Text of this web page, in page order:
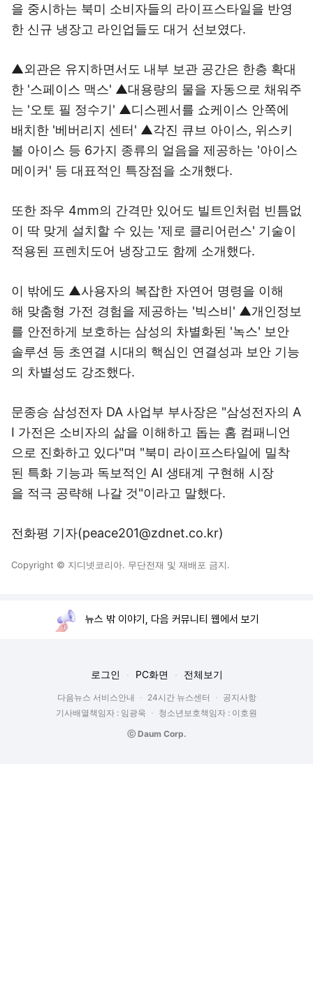
을 중시하는 북미 소비자들의 라이프스타일을 반영
한 신규 냉장고 라인업들도 대거 선보였다.
▲외관은 유지하면서도 내부 보관 공간은 한층 확대
한 '스페이스 맥스' ▲대용량의 물을 자동으로 채워주
는 '오토 필 정수기' ▲디스펜서를 쇼케이스 안쪽에
배치한 '베버리지 센터' ▲각진 큐브 아이스, 위스키
볼 아이스 등 6가지 종류의 얼음을 제공하는 '아이스
메이커' 등 대표적인 특장점을 소개했다.
또한 좌우 4mm의 간격만 있어도 빌트인처럼 빈틈없
이 딱 맞게 설치할 수 있는 '제로 클리어런스' 기술이
적용된 프렌치도어 냉장고도 함께 소개했다.
이 밖에도 ▲사용자의 복잡한 자연어 명령을 이해
해 맞춤형 가전 경험을 제공하는 '빅스비' ▲개인정보
를 안전하게 보호하는 삼성의 차별화된 '녹스' 보안
솔루션 등 초연결 시대의 핵심인 연결성과 보안 기능
의 차별성도 강조했다.
문종승 삼성전자 DA 사업부 부사장은 "삼성전자의 A
I 가전은 소비자의 삶을 이해하고 돕는 홈 컴패니언
으로 진화하고 있다"며 "북미 라이프스타일에 밀착
된 특화 기능과 독보적인 AI 생태계 구현해 시장
을 적극 공략해 나갈 것"이라고 말했다.
전화평 기자(peace201@zdnet.co.kr)
Copyright © 지디넷코리아. 무단전재 및 재배포 금지.
뉴스 밖 이야기, 다음 커뮤니티 웹에서 보기
로그인 PC화면 전체보기
다음뉴스 서비스안내 24시간 뉴스센터
공지사항
기사배열책임자 : 임광욱
청소년보호책임자 : 이호원
ⓒ Daum Corp.